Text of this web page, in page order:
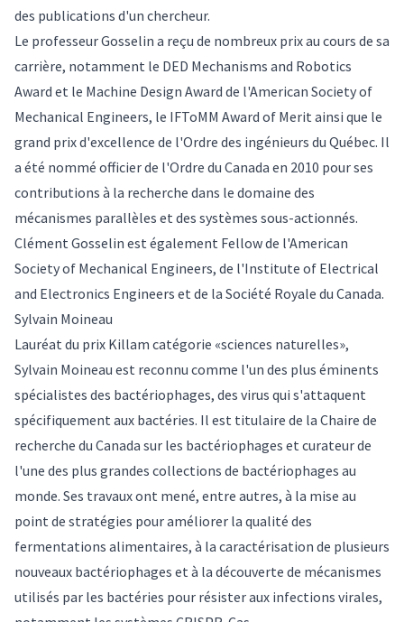
des publications d'un chercheur.
Le professeur Gosselin a reçu de nombreux prix au cours de sa
carrière, notamment le DED Mechanisms and Robotics
Award et le Machine Design Award de l'American Society of
Mechanical Engineers, le IFToMM Award of Merit ainsi que le
grand prix d'excellence de l'Ordre des ingénieurs du Québec. Il
a été nommé officier de l'Ordre du Canada en 2010 pour ses
contributions à la recherche dans le domaine des
mécanismes parallèles et des systèmes sous-actionnés.
Clément Gosselin est également Fellow de l'American
Society of Mechanical Engineers, de l'Institute of Electrical
and Electronics Engineers et de la Société Royale du Canada.
Sylvain Moineau
Lauréat du prix Killam catégorie «sciences naturelles»,
Sylvain Moineau est reconnu comme l'un des plus éminents
spécialistes des bactériophages, des virus qui s'attaquent
spécifiquement aux bactéries. Il est titulaire de la Chaire de
recherche du Canada sur les bactériophages et curateur de
l'une des plus grandes collections de bactériophages au
monde. Ses travaux ont mené, entre autres, à la mise au
point de stratégies pour améliorer la qualité des
fermentations alimentaires, à la caractérisation de plusieurs
nouveaux bactériophages et à la découverte de mécanismes
utilisés par les bactéries pour résister aux infections virales,